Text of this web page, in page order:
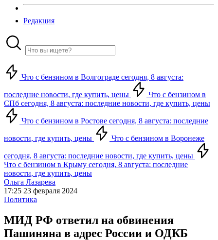
Редакция
Что с бензином в Волгограде сегодня, 8 августа:
последние новости, где купить, цены
Что с бензином в
СПб сегодня, 8 августа: последние новости, где купить, цены
Что с бензином в Ростове сегодня, 8 августа: последние
новости, где купить, цены Что с бензином в Воронеже
сегодня, 8 августа: последние новости, где купить, цены
Что с бензином в Крыму сегодня, 8 августа: последние
новости, где купить, цены
Ольга Лазарева
17:25 23 февраля 2024
Политика
МИД РФ ответил на обвинения
Пашиняна в адрес России и ОДКБ